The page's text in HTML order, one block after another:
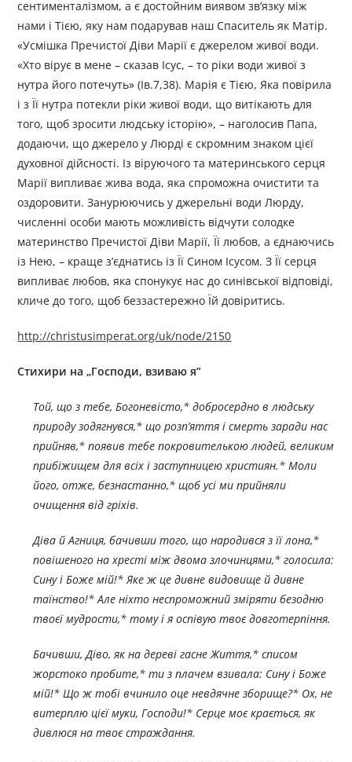
сентименталізмом, а є достойним виявом зв’язку між
нами і Тією, яку нам подарував наш Спаситель як Матір.
«Усмішка Пречистої Діви Марії є джерелом живої води.
«Хто вірує в мене – сказав Ісус, – то ріки води живої з
нутра його потечуть» (Ів.7,38). Марія є Тією, Яка повірила
і з Її нутра потекли ріки живої води, що витікають для
того, щоб зросити людську історію», – наголосив Папа,
додаючи, що джерело у Люрді є скромним знаком цієї
духовної дійсності. Із віруючого та материнського серця
Марії випливає жива вода, яка спроможна очистити та
оздоровити. Занурюючись у джерельні води Люрду,
численні особи мають можливість відчути солодке
материнство Пречистої Діви Марії, Її любов, а єднаючись
із Нею, – краще з’єднатись із Її Сином Ісусом. З Її серця
випливає любов, яка спонукує нас до синівської відповіді,
кличе до того, щоб беззастережно Їй довіритись.
http://christusimperat.org/uk/node/2150
Стихири на „Господи, взиваю я”
Той, що з тебе, Богоневісто,* добросердно в людську
природу зодягнувся,* що розп’яття і смерть заради нас
прийняв,* появив тебе покровителькою людей, великим
прибіжищем для всіх і заступницею християн.* Моли
його, отже, безнастанно,* щоб усі ми прийняли
очищення від гріхів.
Діва й Агниця, бачивши того, що народився з її лона,*
повішеного на хресті між двома злочинцями,* голосила:
Сину і Боже мій!* Яке ж це дивне видовище й дивне
таїнство!* Але ніхто неспроможний зміряти безодню
твоєї мудрости,* тому і я оспівую твоє довготерпіння.
Бачивши, Діво, як на дереві гасне Життя,* списом
жорстоко пробите,* ти з плачем взивала: Сину і Боже
мій!* Що ж тобі вчинило оце невдячне зборище?* Ох, не
витерплю цієї муки, Господи!* Серце моє крається, як
дивлюся на твоє страждання.